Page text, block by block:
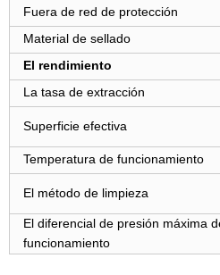
Fuera de red de protección
Material de sellado
El rendimiento
La tasa de extracción
Superficie efectiva
Temperatura de funcionamiento
El método de limpieza
El diferencial de presión máxima
funcionamiento